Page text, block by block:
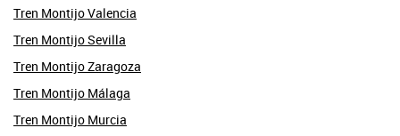
Tren Montijo Valencia
Tren Montijo Sevilla
Tren Montijo Zaragoza
Tren Montijo Málaga
Tren Montijo Murcia